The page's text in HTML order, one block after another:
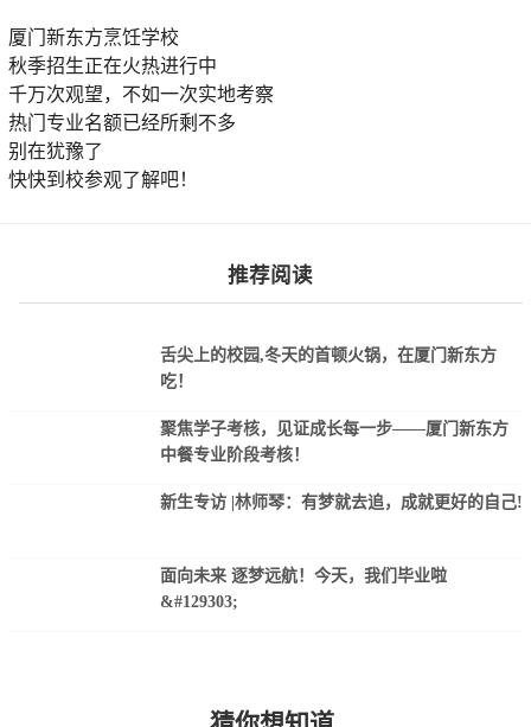
厦门新东方烹饪学校
秋季招生正在火热进行中
千万次观望，不如一次实地考察
热门专业名额已经所剩不多
别在犹豫了
快快到校参观了解吧！
推荐阅读
舌尖上的校园,冬天的首顿火锅，在厦门新东方
吃！
聚焦学子考核，见证成长每一步——厦门新东方
中餐专业阶段考核！
新生专访 |林师琴：有梦就去追，成就更好的自己!
面向未来 逐梦远航！今天，我们毕业啦
&#129303;